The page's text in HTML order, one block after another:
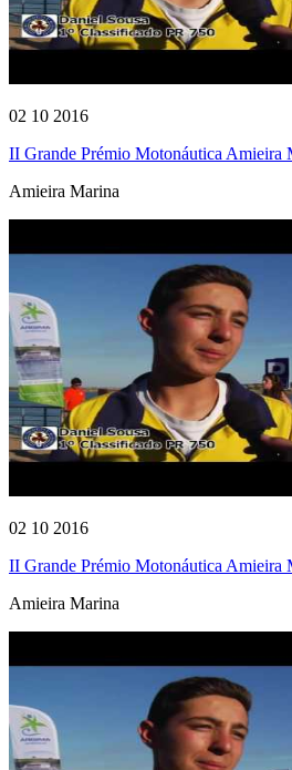
02 10 2016
II Grande Prémio Motonáutica Amieira
Amieira Marina
02 10 2016
II Grande Prémio Motonáutica Amieira
Amieira Marina